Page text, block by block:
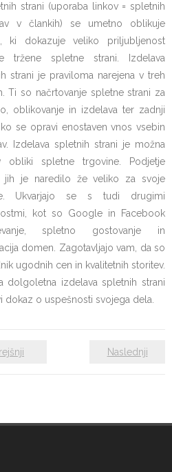
strani (uporaba linkov = spletnih
v člankih) se umetno oblikuje
ki dokazuje veliko priljubljenost
tržene spletne strani. Izdelava
strani je praviloma narejena v treh
Ti so načrtovanje spletne strani za
oblikovanje in izdelava ter zadnji
ko se opravi enostaven vnos vsebin
Izdelava spletnih strani je možna
obliki spletne trgovine. Podjetje
jih je naredilo že veliko za svoje
Ukvarjajo se s tudi drugimi
kot so Google in Facebook
spletno gostovanje in
domen. Zagotavljajo vam, da so
ugodnih cen in kvalitetnih storitev.
dolgoletna izdelava spletnih strani
dokaz o uspešnosti svojega dela.
Naslednji